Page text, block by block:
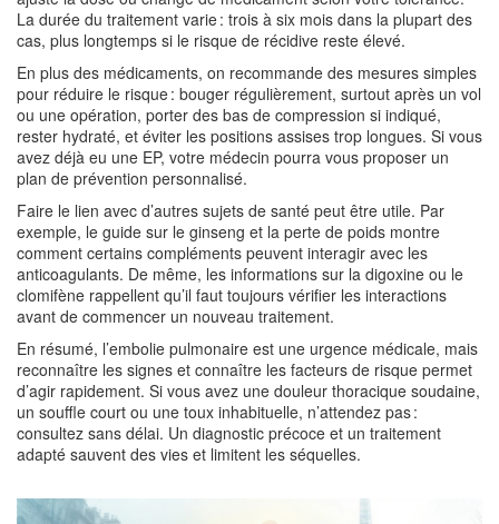
La durée du traitement varie : trois à six mois dans la plupart des
cas, plus longtemps si le risque de récidive reste élevé.
En plus des médicaments, on recommande des mesures simples
pour réduire le risque : bouger régulièrement, surtout après un vol
ou une opération, porter des bas de compression si indiqué,
rester hydraté, et éviter les positions assises trop longues. Si vous
avez déjà eu une EP, votre médecin pourra vous proposer un
plan de prévention personnalisé.
Faire le lien avec d’autres sujets de santé peut être utile. Par
exemple, le guide sur le ginseng et la perte de poids montre
comment certains compléments peuvent interagir avec les
anticoagulants. De même, les informations sur la digoxine ou le
clomifène rappellent qu’il faut toujours vérifier les interactions
avant de commencer un nouveau traitement.
En résumé, l’embolie pulmonaire est une urgence médicale, mais
reconnaître les signes et connaître les facteurs de risque permet
d’agir rapidement. Si vous avez une douleur thoracique soudaine,
un souffle court ou une toux inhabituelle, n’attendez pas :
consultez sans délai. Un diagnostic précoce et un traitement
adapté sauvent des vies et limitent les séquelles.